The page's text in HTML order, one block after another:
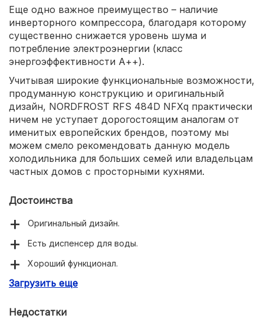
Еще одно важное преимущество – наличие
инверторного компрессора, благодаря которому
существенно снижается уровень шума и
потребление электроэнергии (класс
энергоэффективности А++).
Учитывая широкие функциональные возможности,
продуманную конструкцию и оригинальный
дизайн, NORDFROST RFS 484D NFXq практически
ничем не уступает дорогостоящим аналогам от
именитых европейских брендов, поэтому мы
можем смело рекомендовать данную модель
холодильника для больших семей или владельцам
частных домов с просторными кухнями.
Достоинства
Оригинальный дизайн.
Есть диспенсер для воды.
Хороший функционал.
Инверторный мотор.
Загрузить еще
Недостатки